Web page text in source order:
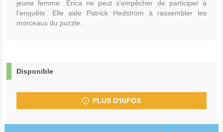
jeune femme. Erica ne peut s'empêcher de participer à
l'enquête. Elle aide Patrick Hedström à rassembler les
morceaux du puzzle.
Disponible
PLUS D'INFOS